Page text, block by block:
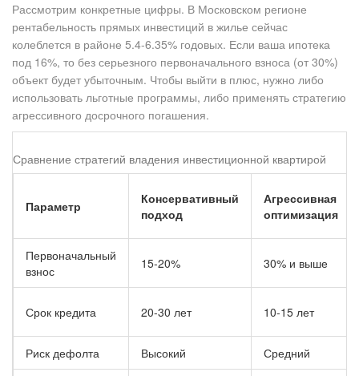
Рассмотрим конкретные цифры. В Московском регионе
рентабельность прямых инвестиций в жилье сейчас
колеблется в районе 5.4-6.35% годовых. Если ваша ипотека
под 16%, то без серьезного первоначального взноса (от 30%)
объект будет убыточным. Чтобы выйти в плюс, нужно либо
использовать льготные программы, либо применять стратегию
агрессивного досрочного погашения.
Сравнение стратегий владения инвестиционной квартирой
Параметр
Консервативный
подход
Агрессивная
оптимизация
Первоначальный
взнос
15-20% 30% и выше
Срок кредита 20-30 лет 10-15 лет
Риск дефолта Высокий Средний